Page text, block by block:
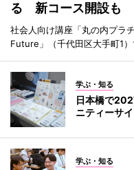
る 新コース開設も
社会人向け講座「丸の内プラ
Future」（千代田区大手町1）
学ぶ・知る
日本橋で
ニティーサ
学ぶ・知る